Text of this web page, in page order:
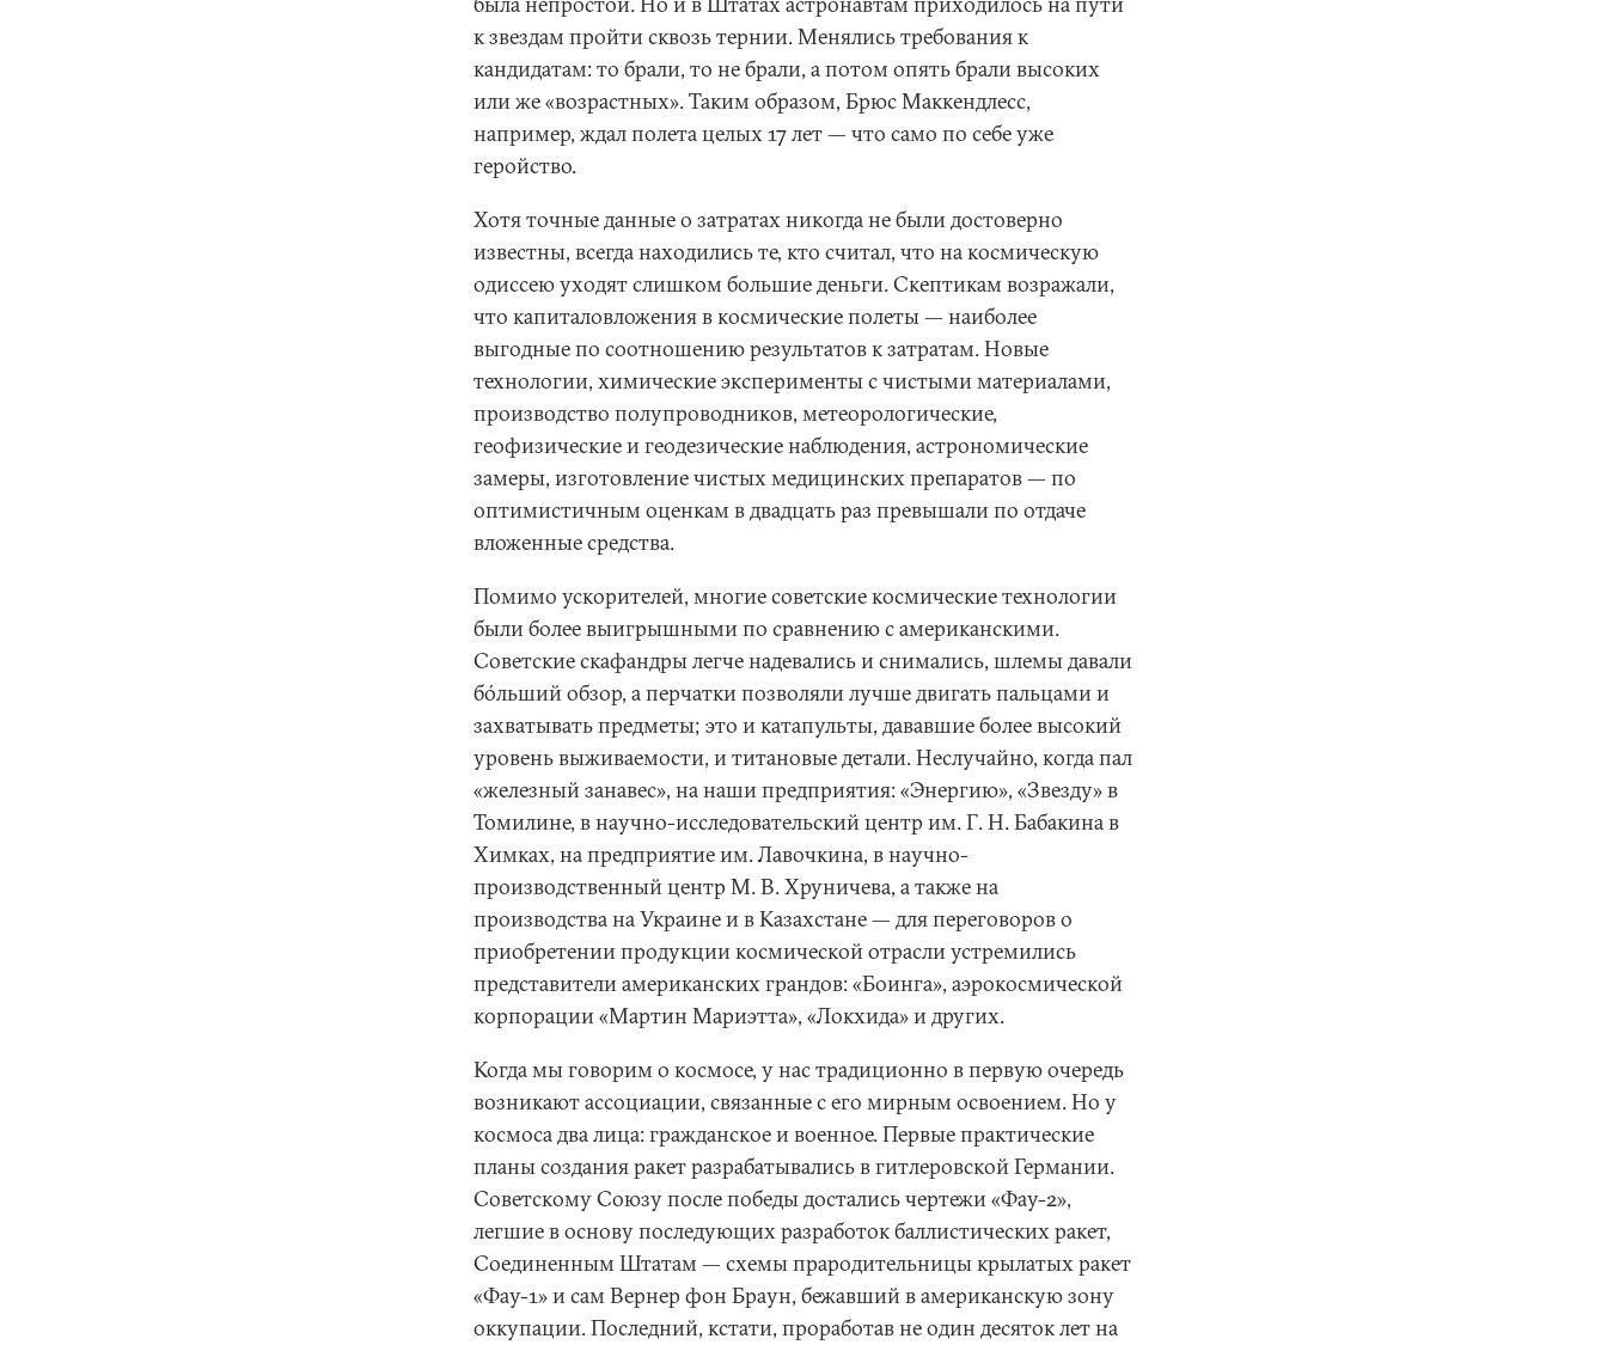
к звездам пройти сквозь тернии. Менялись требования к
кандидатам: то брали, то не брали, а потом опять брали высоких
или же «возрастных». Таким образом, Брюс Маккендлесс,
например, ждал полета целых 17 лет — что само по себе уже
геройство.
Хотя точные данные о затратах никогда не были достоверно
известны, всегда находились те, кто считал, что на космическую
одиссею уходят слишком большие деньги. Скептикам возражали,
что капиталовложения в космические полеты — наиболее
выгодные по соотношению результатов к затратам. Новые
технологии, химические эксперименты с чистыми материалами,
производство полупроводников, метеорологические,
геофизические и геодезические наблюдения, астрономические
замеры, изготовление чистых медицинских препаратов — по
оптимистичным оценкам в двадцать раз превышали по отдаче
вложенные средства.
Помимо ускорителей, многие советские космические технологии
были более выигрышными по сравнению с американскими.
Советские скафандры легче надевались и снимались, шлемы давали
бóльший обзор, а перчатки позволяли лучше двигать пальцами и
захватывать предметы; это и катапульты, дававшие более высокий
уровень выживаемости, и титановые детали. Неслучайно, когда пал
«железный занавес», на наши предприятия: «Энергию», «Звезду» в
Томилине, в научно-исследовательский центр им. Г. Н. Бабакина в
Химках, на предприятие им. Лавочкина, в научно-
производственный центр М. В. Хруничева, а также на
производства на Украине и в Казахстане — для переговоров о
приобретении продукции космической отрасли устремились
представители американских грандов: «Боинга», аэрокосмической
корпорации «Мартин Мариэтта», «Локхида» и других.
Когда мы говорим о космосе, у нас традиционно в первую очередь
возникают ассоциации, связанные с его мирным освоением. Но у
космоса два лица: гражданское и военное. Первые практические
планы создания ракет разрабатывались в гитлеровской Германии.
Советскому Союзу после победы достались чертежи «Фау-2»,
легшие в основу последующих разработок баллистических ракет,
Соединенным Штатам — схемы прародительницы крылатых ракет
«Фау-1» и сам Вернер фон Браун, бежавший в американскую зону
оккупации. Последний, кстати, проработав не один десяток лет на